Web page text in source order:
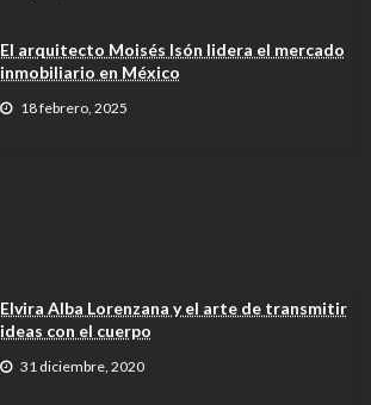
El arquitecto Moisés Isón lidera el mercado
inmobiliario en México
18 febrero, 2025
Elvira Alba Lorenzana y el arte de transmitir
ideas con el cuerpo
31 diciembre, 2020